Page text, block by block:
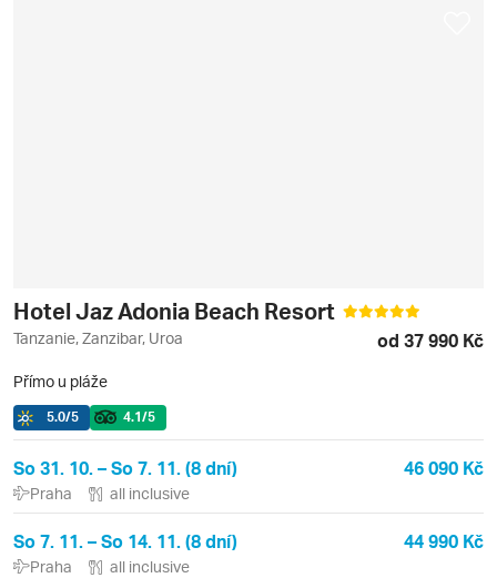
Hotel Jaz Adonia Beach Resort
Tanzanie, Zanzibar, Uroa od 37 990 Kč
Přímo u pláže
5.0/5 4.1/5
So 31. 10. – So 7. 11. (8 dní) 46 090 Kč
Praha all inclusive
So 7. 11. – So 14. 11. (8 dní) 44 990 Kč
Praha all inclusive